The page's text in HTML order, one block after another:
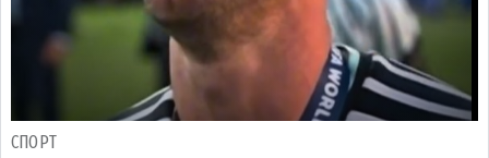
СПОРТ